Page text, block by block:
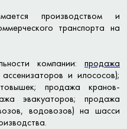
производством и
транспорта на
компании: продажа
и илососов);
продажа кранов-
эвакуаторов; продажа
водовозов) на шасси